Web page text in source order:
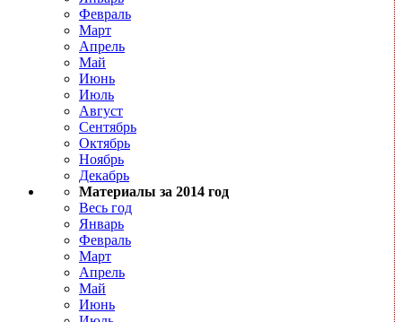
Февраль
Март
Апрель
Май
Июнь
Июль
Август
Сентябрь
Октябрь
Ноябрь
Декабрь
Материалы за 2014 год
Весь год
Январь
Февраль
Март
Апрель
Май
Июнь